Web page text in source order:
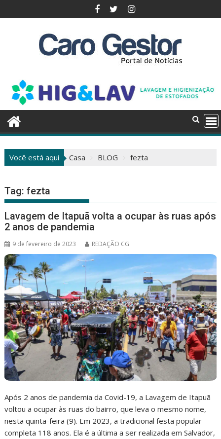
para
Você está aqui Casa BLOG fezta
Tag:fezta
Lavagem de Itapuã volta a ocupar às ruas após
2 anos de pandemia
9 de fevereiro de 2023 REDAÇÃO CG
Após 2 anos de pandemia da Covid-19, a Lavagem de Itapuã
voltou a ocupar às ruas do bairro, que leva o mesmo nome,
nesta quinta-feira (9). Em 2023, a tradicional festa popular
completa 118 anos. Ela é a última a ser realizada em Salvador,